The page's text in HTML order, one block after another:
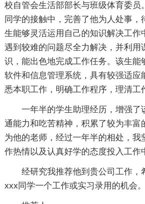
校自管会生活部部长与班级体育委员
同学的接触中，完善了他为人处事，
生能够灵活运用自己的知识解决工作
遇到较难的问题尽全力解决，并利用
识，能出色地完成工作任务。该生能
软件和信息管理系统，具有较强适应
悉本职工作，明确工作程序，理清工
一年半的学生助理经历，增强了
通能力和吃苦精神，积累了较为丰富
为他的老师，经过一年半的相处，我
作热情以及认真好学的态度投入工作
经研究我推荐他到贵公司工作，
xxx同学一个工作或实习录用的机会。